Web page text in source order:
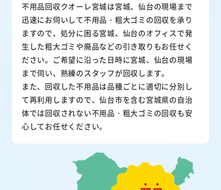
不用品回収クオーレ宮城は宮城、仙台の現場まで
迅速にお伺いして不用品・粗大ゴミの回収を承り
ますので、処分に困る宮城、仙台のオフィスで発
生した粗大ゴミや廃品などの引き取りもお任せく
ださい。ご希望に沿った日時に宮城、仙台の現場
まで伺い、熟練のスタッフが回収します。
また、 回収した不用品は品種ごとに適切に分別し
て再利用 しますので、仙台市を含む宮城県の自治
体では回収されない不用品・粗大ゴミの回収も安
心してお任せください。